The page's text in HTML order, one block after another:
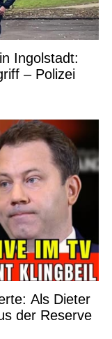
Ingolstadt:
– Polizei
Als Dieter
der Reserve